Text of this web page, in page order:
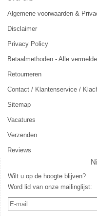
Algemene voorwaarden &
Disclaimer
Privacy Policy
Betaalmethoden - Alle
Retourneren
Contact / Klantenservice /
Sitemap
Vacatures
Verzenden
Reviews
Wilt u op de hoogte blijven?
Word lid van onze mailinglijst: